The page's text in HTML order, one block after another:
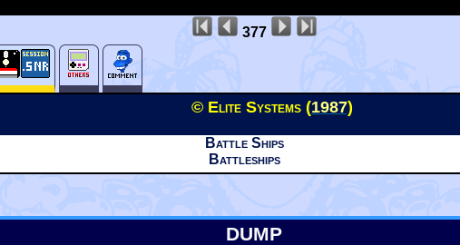
377
© Elite Systems (1987)
Battle Ships
Battleships
DUMP